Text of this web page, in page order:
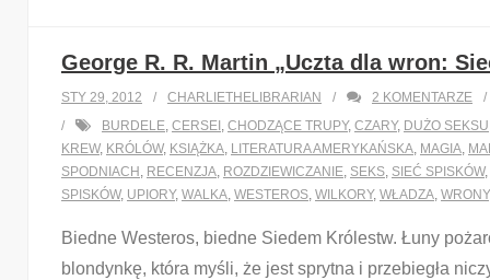
George R. R. Martin „Uczta dla wron:
STY 29, 2012 CHARLIETHELIBRARIAN 2 KOMENTARZE
BURDELE, CERSEI , CHODZĄCE TRUPY, CZARY, DUŻO SEKSU
KREW, KRÓLÓW, KSIĄŻKA, LITERATURA AMERYKAŃSKA, MAGIA,
SPODNIACH , RECENZJA, ROZDZIEWICZANIE, SEKS, SIEĆ SPISKÓW,
SPISKÓW, UPIORY, WALKA, WESTEROS, WILKORY, WŁADZA, WRONY
Biedne Westeros, biedne Siedem Królestw. Łuny
blondynkę, która myśli, że jest sprytna i przebiegła